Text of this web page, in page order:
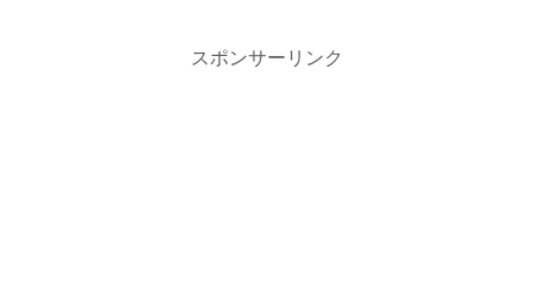
スポンサーリンク